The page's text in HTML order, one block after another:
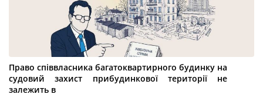
Право співвласника багатоквартирного будинку на
судовий захист прибудинкової території не
залежить в